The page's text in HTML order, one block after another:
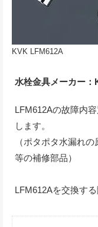
KVK LFM612A
水栓金具メーカー：
LFM612Aの故障内
します。
（ポタポタ水漏れ
等の補修部品）
LFM612Aを交換す